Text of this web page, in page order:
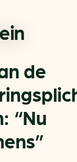
de
“Nu